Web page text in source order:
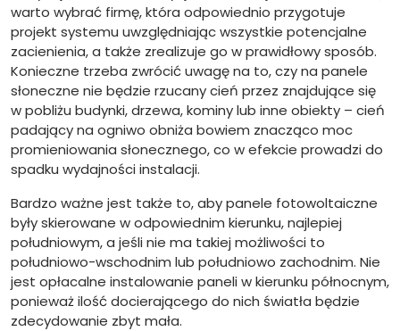
warto wybrać firmę, która odpowiednio przygotuje
projekt systemu uwzględniając wszystkie potencjalne
zacienienia, a także zrealizuje go w prawidłowy sposób.
Konieczne trzeba zwrócić uwagę na to, czy na panele
słoneczne nie będzie rzucany cień przez znajdujące się
w pobliżu budynki, drzewa, kominy lub inne obiekty – cień
padający na ogniwo obniża bowiem znacząco moc
promieniowania słonecznego, co w efekcie prowadzi do
spadku wydajności instalacji.
Bardzo ważne jest także to, aby panele fotowoltaiczne
były skierowane w odpowiednim kierunku, najlepiej
południowym, a jeśli nie ma takiej możliwości to
południowo-wschodnim lub południowo zachodnim. Nie
jest opłacalne instalowanie paneli w kierunku północnym,
ponieważ ilość docierającego do nich światła będzie
zdecydowanie zbyt mała.